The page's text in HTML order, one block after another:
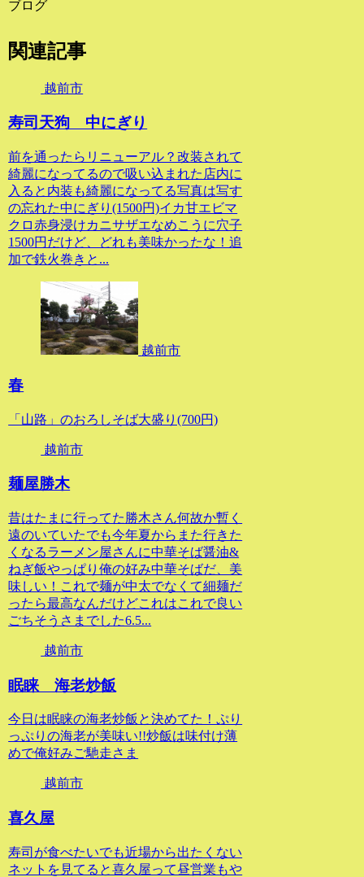
ブログ
関連記事
越前市
寿司天狗 中にぎり
前を通ったらリニューアル？改装されて
綺麗になってるので吸い込まれた店内に
入ると内装も綺麗になってる写真は写す
の忘れた中にぎり(1500円)イカ甘エビマ
クロ赤身浸けカニサザエなめこうに穴子
1500円だけど、どれも美味かったな！追
加で鉄火巻きと...
越前市
春
「山路」のおろしそば大盛り(700円)
越前市
麺屋勝木
昔はたまに行ってた勝木さん何故か暫く
遠のいていたでも今年夏からまた行きた
くなるラーメン屋さんに中華そば醤油&
ねぎ飯やっぱり俺の好み中華そばだ、美
味しい！これで麺が中太でなくて細麺だ
ったら最高なんだけどこれはこれで良い
ごちそうさまでした6.5...
越前市
眠睐 海老炒飯
今日は眠睐の海老炒飯と決めてた！ぷり
っぷりの海老が美味い!!炒飯は味付け薄
めで俺好みご馳走さま
越前市
喜久屋
寿司が食べたいでも近場から出たくない
ネットを見てると喜久屋って昼営業もや